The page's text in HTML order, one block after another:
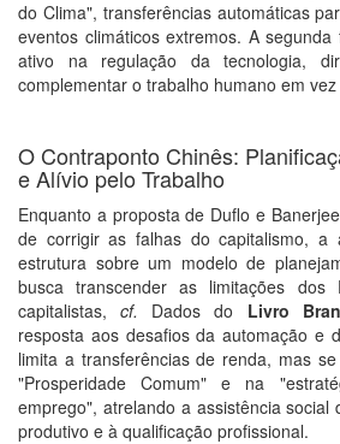
do Clima", transferências automáticas
eventos climáticos extremos. A
ativo na regulação da tecnologia,
complementar o trabalho humano em
O Contraponto Chinês:
e Alívio pelo Trabalho
Enquanto a proposta de Duflo e
de corrigir as falhas do capitalismo, a
estrutura sobre um modelo de
busca transcender as limitações dos
capitalistas,cf. Dados do Livro
resposta aos desafios da automação e
limita a transferências de renda, mas
"Prosperidade Comum" e na
emprego", atrelando a assistência social
produtivo e à qualificação profissional.